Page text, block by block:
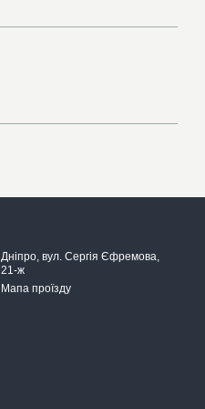
Дніпро, вул. Сергія Єфремова,
21-ж
Мапа проїзду